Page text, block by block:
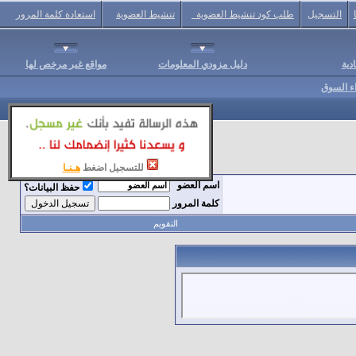
للتسجيل اضغط هـنـا
التسجيل طلب كود تنشيط العضوية تنشيط العضوية استعادة كلمة المرور
دليل مزودي المعلومات مواقع غير مرخص لها
السوق
اسم العضو
حفظ البيانات؟
كلمة المرور
التقويم